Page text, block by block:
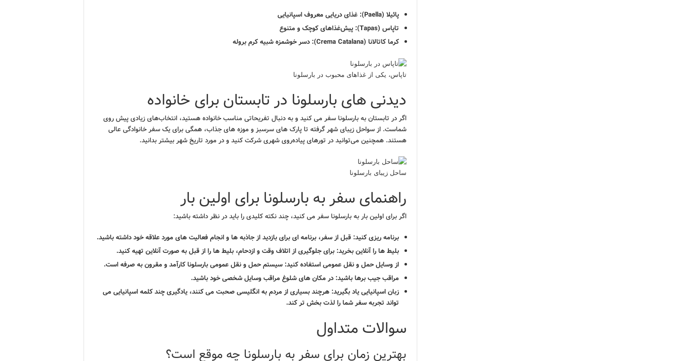
پاﺋﯿﻼ (Paella): غذای دریایی معروف اسپانیایی
تاپاس (Tapas): پیش‌غذاهای کوچک و متنوع
کرما کاتالانا (Crema Catalana): دسر خوشمزه شبیه کرم بروله
تاپاس، یکی از غذاهای محبوب در بارسلونا
دیدنی های بارسلونا در تابستان برای خانواده
اگر در تابستان به بارسلونا سفر می کنید و به دنبال تفریحاتی مناسب خانواده هستید، انتخاب‌های زیادی پیش روی
شماست. از سواحل زیبای شهر گرفته تا پارک های سرسبز و موزه های جذاب، همگی برای یک سفر خانوادگی عالی
هستند. همچنین می‌توانید در تورهای پیاده‌روی شهری شرکت کنید و در مورد تاریخ شهر بیشتر بدانید.
ساحل زیبای بارسلونا
راهنمای سفر به بارسلونا برای اولین بار
اگر برای اولین بار به بارسلونا سفر می کنید، چند نکته کلیدی را باید در نظر داشته باشید:
برنامه ریزی کنید: قبل از سفر، برنامه ای برای بازدید از جاذبه ها و انجام فعالیت های مورد علاقه خود داشته باشید.
بلیط ها را آنلاین بخرید: برای جلوگیری از اتلاف وقت و ازدحام، بلیط ها را از قبل به صورت آنلاین تهیه کنید.
از وسایل حمل و نقل عمومی استفاده کنید: سیستم حمل و نقل عمومی بارسلونا کارآمد و مقرون به صرفه است.
مراقب جیب برها باشید: در مکان های شلوغ مراقب وسایل شخصی خود باشید.
زبان اسپانیایی یاد بگیرید: هرچند بسیاری از مردم به انگلیسی صحبت می کنند، یادگیری چند کلمه اسپانیایی می
تواند تجربه سفر شما را لذت بخش تر کند.
سوالات متداول
بهترین زمان برای سفر به بارسلونا چه موقع است؟